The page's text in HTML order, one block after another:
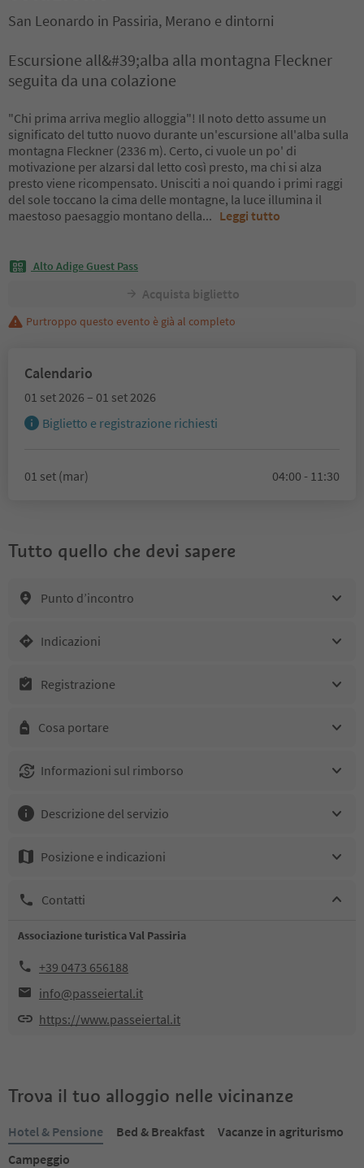
San Leonardo in Passiria, Merano e dintorni
Escursione all&#39;alba alla montagna Fleckner
seguita da una colazione
"Chi prima arriva meglio alloggia"! Il noto detto assume un
significato del tutto nuovo durante un'escursione all'alba sulla
montagna Fleckner (2336 m). Certo, ci vuole un po' di
motivazione per alzarsi dal letto così presto, ma chi si alza
presto viene ricompensato. Unisciti a noi quando i primi raggi
del sole toccano la cima delle montagne, la luce illumina il
maestoso paesaggio montano della... Leggi tutto
Alto Adige Guest Pass
Acquista biglietto
Purtroppo questo evento è già al completo
Calendario
01 set 2026 – 01 set 2026
Biglietto e registrazione richiesti
01 set (mar) 04:00 - 11:30
Tutto quello che devi sapere
Punto d’incontro
Indicazioni
Registrazione
Cosa portare
Informazioni sul rimborso
Descrizione del servizio
Posizione e indicazioni
Contatti
Associazione turistica Val Passiria
+39 0473 656188
info@passeiertal.it
https://www.passeiertal.it
Trova il tuo alloggio nelle vicinanze
Hotel & Pensione Bed & Breakfast
Vacanze in agriturismo
Campeggio